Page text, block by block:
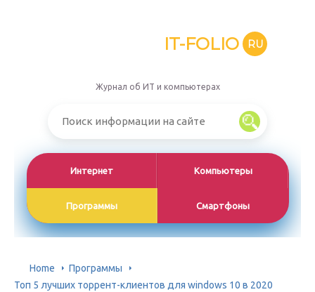
IT-FOLIO RU
Журнал об ИТ и компьютерах
Интернет Компьютеры
Программы Смартфоны
Home
Программы
Топ 5 лучших торрент-клиентов для windows 10 в 2020